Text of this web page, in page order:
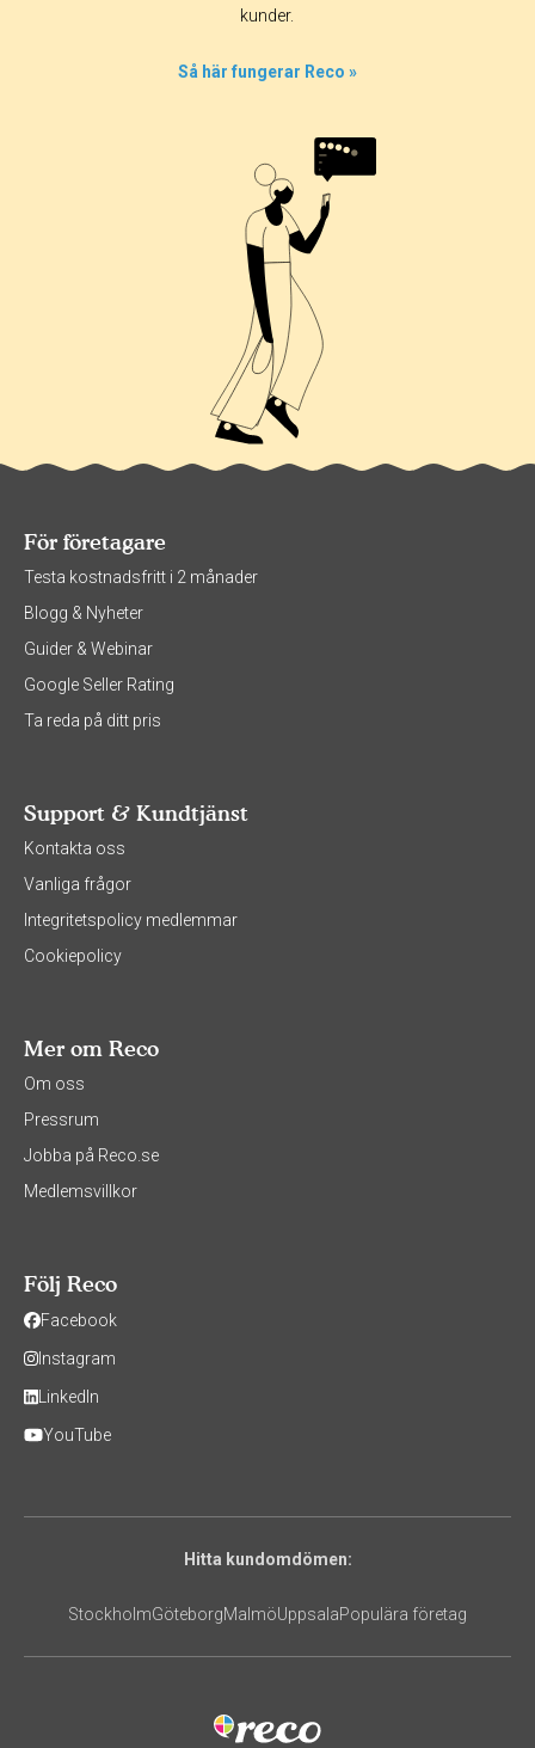
kunder.
Så här fungerar Reco »
För företagare
Testa kostnadsfritt i 2 månader
Blogg & Nyheter
Guider & Webinar
Google Seller Rating
Ta reda på ditt pris
Support & Kundtjänst
Kontakta oss
Vanliga frågor
Integritetspolicy medlemmar
Cookiepolicy
Mer om Reco
Om oss
Pressrum
Jobba på Reco.se
Medlemsvillkor
Följ Reco
Facebook
Instagram
LinkedIn
YouTube
Hitta kundomdömen:
StockholmGöteborgMalmöUppsalaPopulära företag